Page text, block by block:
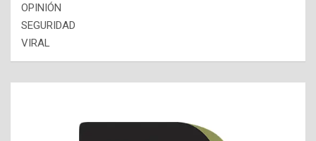
OPINIÓN
SEGURIDAD
VIRAL